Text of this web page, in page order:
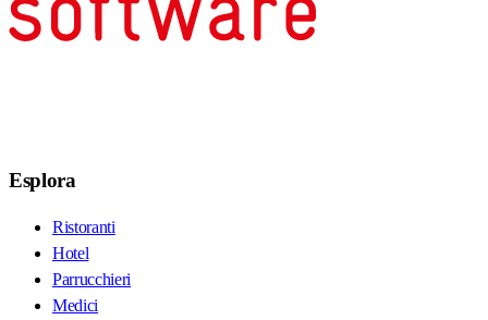
Esplora
Ristoranti
Hotel
Parrucchieri
Medici